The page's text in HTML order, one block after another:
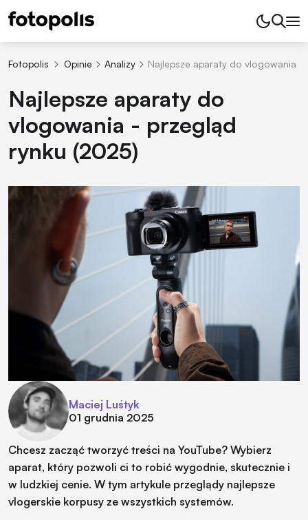
Fotopolis Opinie Analizy Najlepsze aparaty do vlogowania -
Najlepsze aparaty do
vlogowania - przegląd
rynku (2025)
Maciej Luśtyk
01 grudnia 2025
Chcesz zacząć tworzyć treści na YouTube? Wybierz
aparat, który pozwoli ci to robić wygodnie, skutecznie i
w ludzkiej cenie. W tym artykule przeglądy najlepsze
vlogerskie korpusy ze wszystkich systemów.